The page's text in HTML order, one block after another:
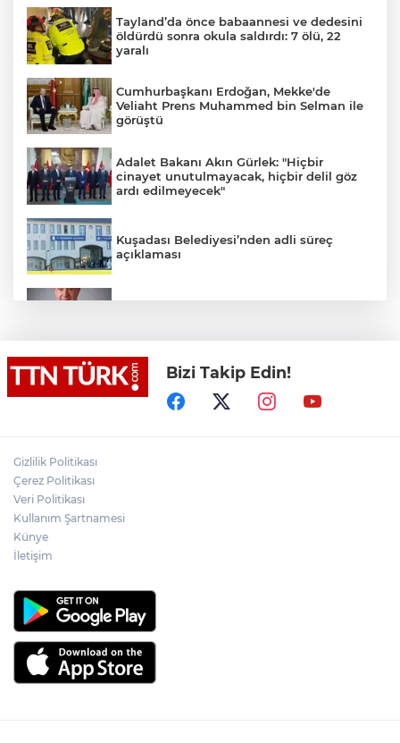
Tayland’da önce babaannesi ve dedesini
öldürdü sonra okula saldırdı: 7 ölü, 22
yaralı
Cumhurbaşkanı Erdoğan, Mekke'de
Veliaht Prens Muhammed bin Selman ile
görüştü
Adalet Bakanı Akın Gürlek: "Hiçbir
cinayet unutulmayacak, hiçbir delil göz
ardı edilmeyecek"
Kuşadası Belediyesi’nden adli süreç
açıklaması
Yeni aldığı motosikletle kaza yapan genç
gözyaşları arasında toprağa verildi
Cumhurbaşkanı Erdoğan, Suudi
Bizi Takip Edin!
Gizlilik Politikası
Çerez Politikası
Veri Politikası
Kullanım Şartnamesi
Künye
İletişim